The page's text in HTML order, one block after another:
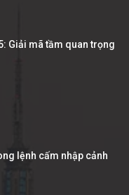
Giải mã tầm quan trọng
lệnh cấm nhập cảnh